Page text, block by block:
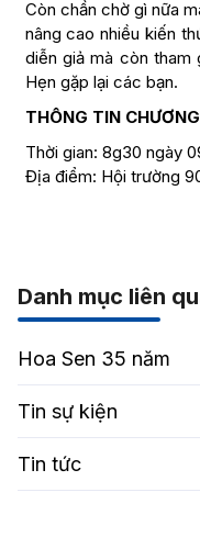
Còn chần chờ gì nữa
nâng cao nhiều kiến
diễn giả mà còn tham
Hẹn gặp lại các bạn.
THÔNG TIN
Thời gian: 8g30 ngày
Địa điểm: Hội trường
Danh mục liên
Hoa Sen 35 năm
Tin sự kiện
Tin tức